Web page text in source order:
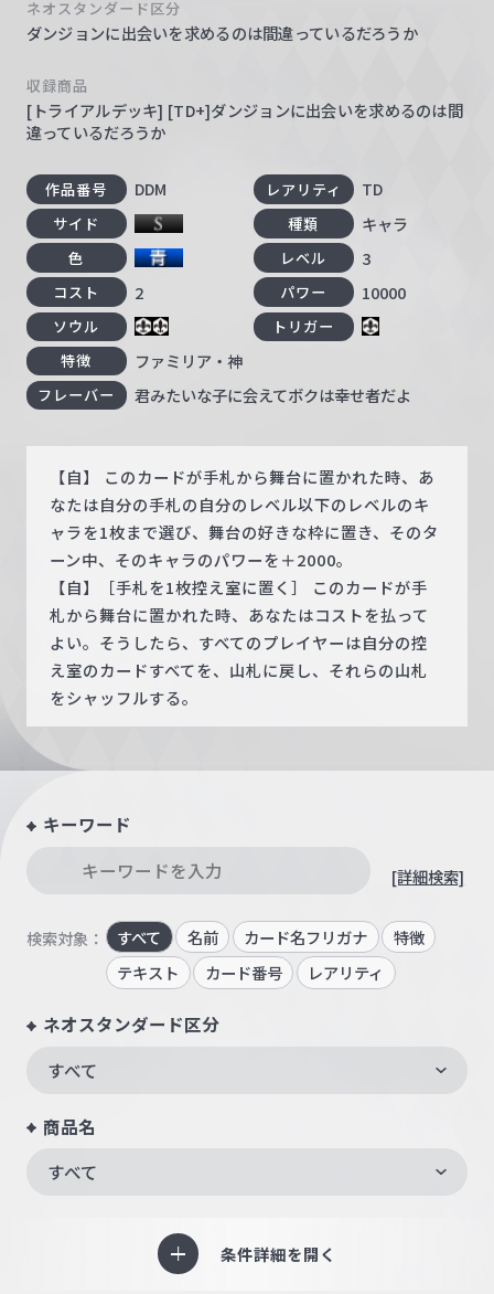
ネオスタンダード区分
ダンジョンに出会いを求めるのは間違っているだろうか
収録商品
[トライアルデッキ] [TD+]ダンジョンに出会いを求めるのは間
違っているだろうか
作品番号 DDM レアリティ TD
サイド 種類 キャラ
色 レベル 3
コスト 2 パワー 10000
ソウル
トリガー
特徴
ファミリア・神
フレーバー 君みたいな子に会えてボクは幸せ者だよ
【自】 このカードが手札から舞台に置かれた時、あ
なたは自分の手札の自分のレベル以下のレベルのキ
ャラを1枚まで選び、舞台の好きな枠に置き、そのタ
ーン中、そのキャラのパワーを＋2000。
【自】［手札を1枚控え室に置く］ このカードが手
札から舞台に置かれた時、あなたはコストを払って
よい。そうしたら、すべてのプレイヤーは自分の控
え室のカードすべてを、山札に戻し、それらの山札
をシャッフルする。
キーワード
[詳細検索]
検索対象： すべて 名前 カード名フリガナ
特徴
テキスト
カード番号 レアリティ
ネオスタンダード区分
すべて
商品名
すべて
条件詳細を開く